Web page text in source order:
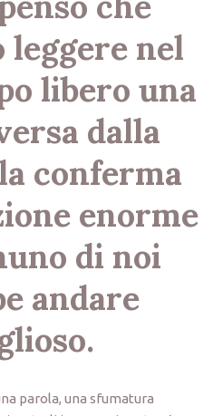
leggere nel
libero una
dalla
conferma
enorme
di noi
andare
parola, una sfumatura